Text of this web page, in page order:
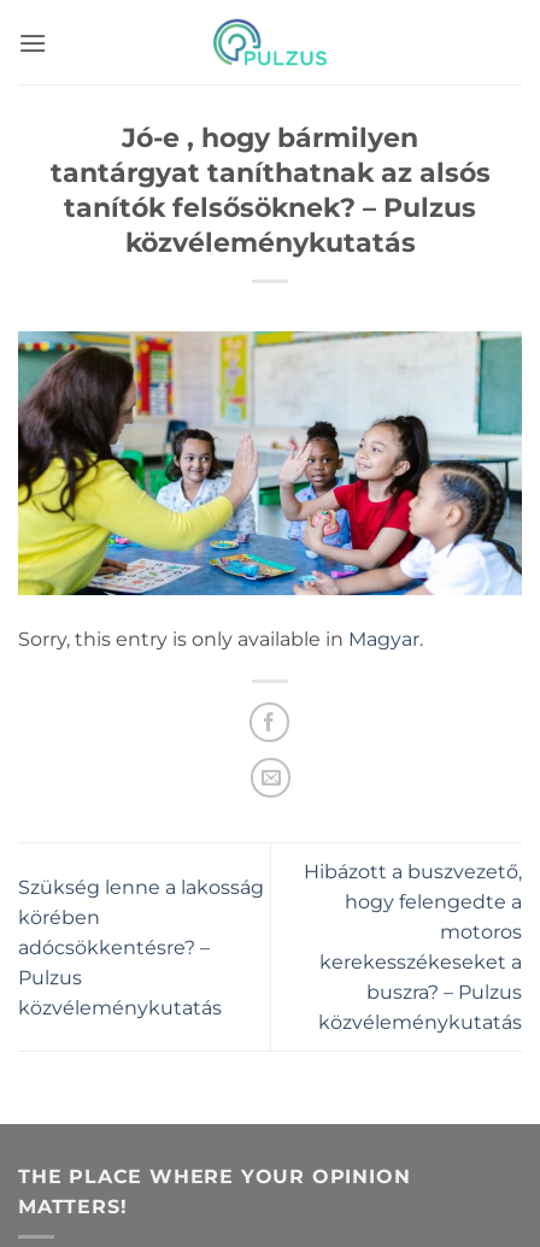
Jó-e , hogy bármilyen
tantárgyat taníthatnak az alsós
tanítók felsősöknek? – Pulzus
közvéleménykutatás
Sorry, this entry is only available in Magyar.
Szükség lenne a lakosság
körében
adócsökkentésre? –
Pulzus
közvéleménykutatás
Hibázott a buszvezető,
hogy felengedte a
motoros
kerekesszékeseket a
buszra? – Pulzus
közvéleménykutatás
THE PLACE WHERE YOUR OPINION
MATTERS!